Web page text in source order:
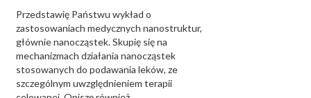
Przedstawię Państwu wykład o
zastosowaniach medycznych nanostruktur,
głównie nanocząstek. Skupię się na
mechanizmach działania nanocząstek
stosowanych do podawania leków, ze
szczególnym uwzględnieniem terapii